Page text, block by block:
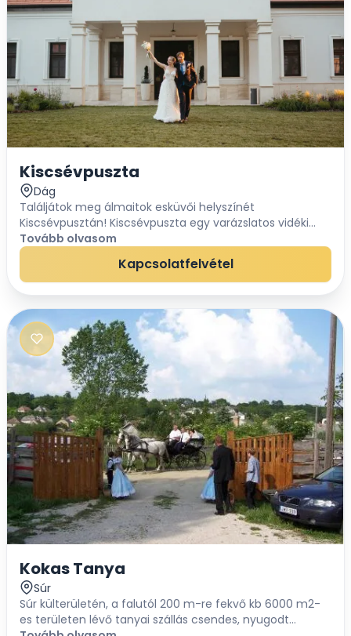
Kiscsévpuszta
Dág
Találjátok meg álmaitok esküvői helyszínét
Kiscsévpusztán! Kiscsévpuszta egy varázslatos vidéki
gyöngyszem, ahol az idilli természet és a nyugodt
környezet összefonódik a modern kényelemmel. A han...
Tovább olvasom
Kapcsolatfelvétel
Kokas Tanya
Súr
Súr külterületén, a falutól 200 m-re fekvő kb 6000 m2-
es területen lévő tanyai szállás csendes, nyugodt